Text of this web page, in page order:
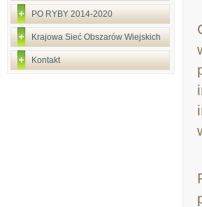
PO RYBY 2014-2020
Krajowa Sieć Obszarów Wiejskich
Kontakt